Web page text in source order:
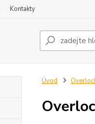
Kontakty
Úvod